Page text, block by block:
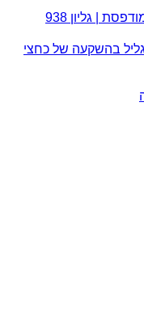
| גליון 938
בהשקעה של כחצי